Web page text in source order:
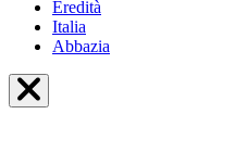
Eredità
Italia
Abbazia